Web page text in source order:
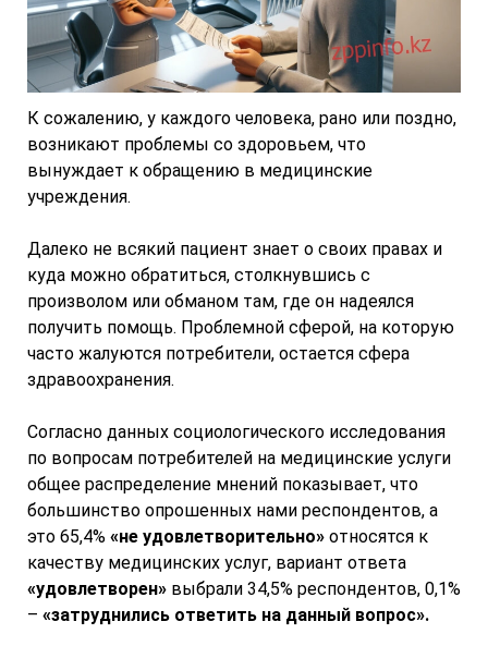
К сожалению, у каждого человека, рано или поздно,
возникают проблемы со здоровьем, что
вынуждает к обращению в медицинские
учреждения.
Далеко не всякий пациент знает о своих правах и
куда можно обратиться, столкнувшись с
произволом или обманом там, где он надеялся
получить помощь. Проблемной сферой, на которую
часто жалуются потребители, остается сфера
здравоохранения.
Согласно данных социологического исследования
по вопросам потребителей на медицинские услуги
общее распределение мнений показывает, что
большинство опрошенных нами респондентов, а
это 65,4% «не удовлетворительно» относятся к
качеству медицинских услуг, вариант ответа
«удовлетворен» выбрали 34,5% респондентов, 0,1%
– «затруднились ответить на данный вопрос».